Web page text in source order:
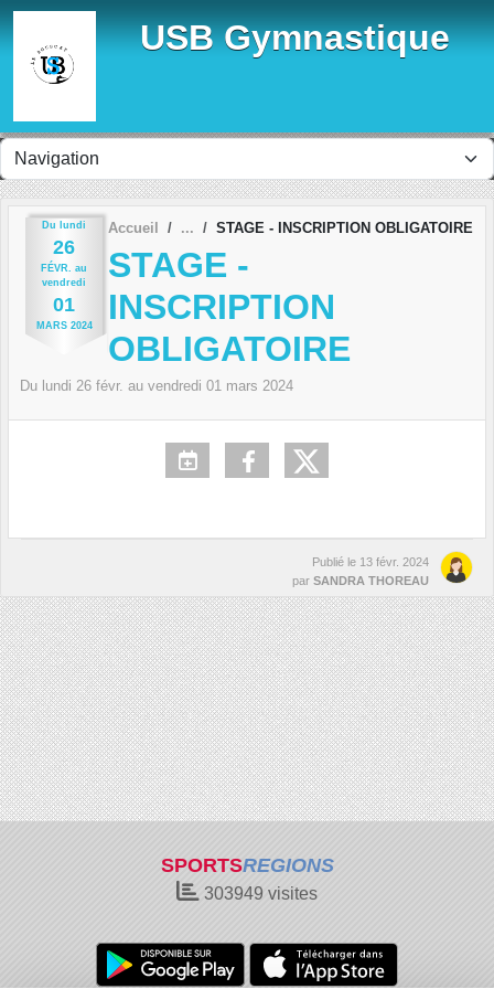
USB Gymnastique
Du lundi
26
FÉVR. au
vendredi
01
MARS 2024
Accueil STAGE - INSCRIPTION OBLIGATOIRE
STAGE -
INSCRIPTION
OBLIGATOIRE
Du lundi 26 févr. au vendredi 01 mars 2024
Publié le 13 févr. 2024
par SANDRA THOREAU
SPORTSREGIONS
303949 visites
Panneau de gestion des cookies